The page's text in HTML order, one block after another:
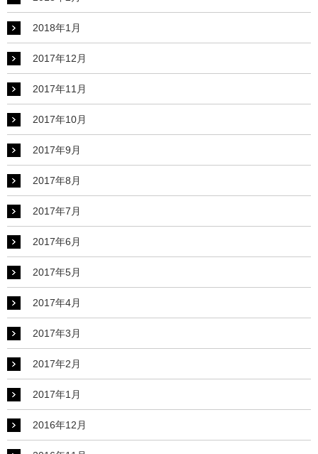
2018年1月
2017年12月
2017年11月
2017年10月
2017年9月
2017年8月
2017年7月
2017年6月
2017年5月
2017年4月
2017年3月
2017年2月
2017年1月
2016年12月